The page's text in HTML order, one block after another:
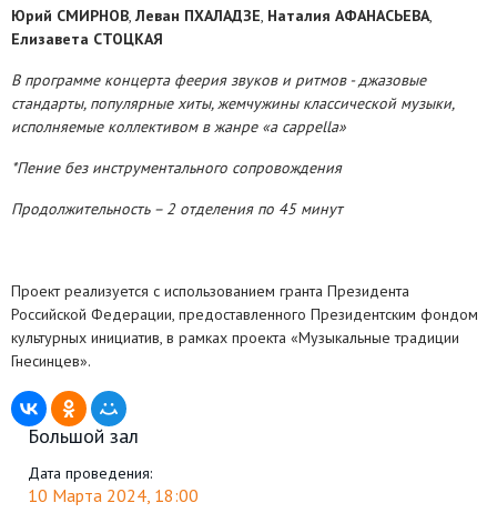
Юрий СМИРНОВ,Леван ПХАЛАДЗЕ, Наталия АФАНАСЬЕВА,
Елизавета СТОЦКАЯ
В программе концерта феерия звуков и ритмов - джазовые
стандарты, популярные хиты, жемчужины классической музыки,
исполняемые коллективом в жанре «a cappella»
*Пение без инструментального сопровождения
Продолжительность – 2 отделения по 45 минут
Проект реализуется с использованием гранта Президента
Российской Федерации, предоставленного Президентским фондом
культурных инициатив, в рамках проекта «Музыкальные традиции
Гнесинцев».
Большой зал
Дата проведения:
10 Марта 2024, 18:00